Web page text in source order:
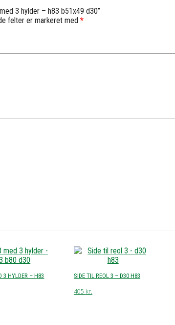
3 hylder – h83 b51x49 d30”
felter er markeret med *
3 HYLDER – H83
SIDE TIL REOL 3 – D30 H83
405 kr.